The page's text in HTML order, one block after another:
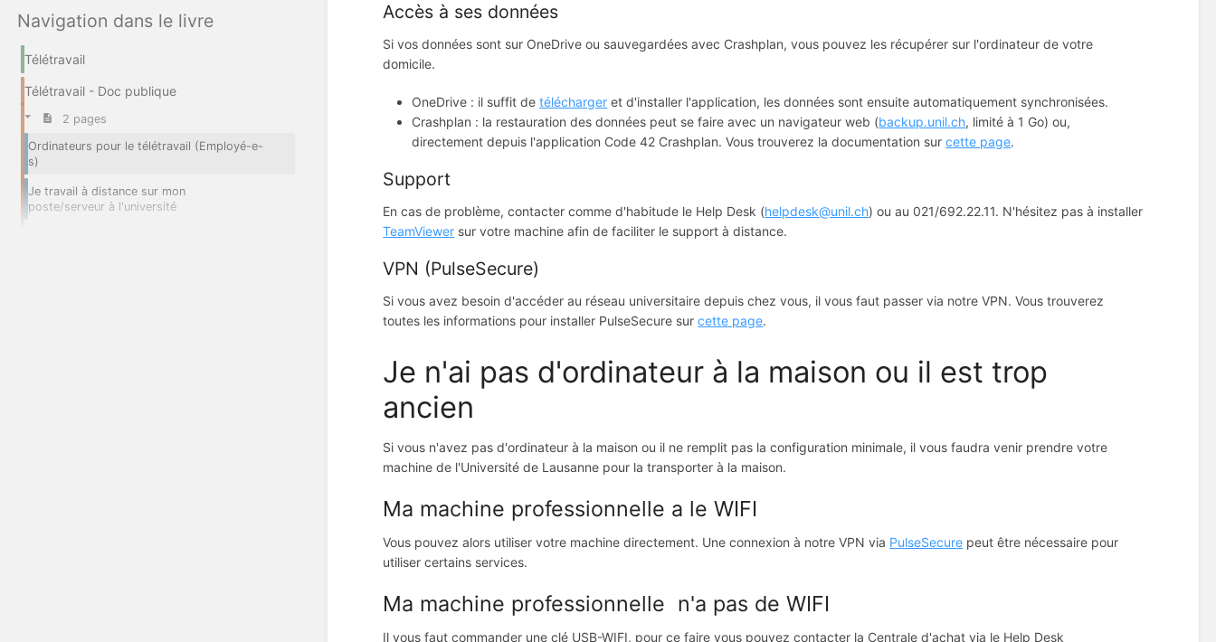
Navigation dans le livre
Télétravail
Télétravail - Doc publique
2 pages
Ordinateurs pour le télétravail (Employé-e-
s)
Je travail à distance sur mon
poste/serveur à l'université
Accès à ses données
Si vos données sont sur OneDrive ou sauvegardées avec Crashplan, vous pouvez les récupérer sur l'ordinateur de votre
domicile.
OneDrive : il suffit detélécharger et d'installer l'application, les données sont ensuite automatiquement synchronisées.
Crashplan : la restauration des données peut se faire avec un navigateur web (backup.unil.ch, limité à 1 Go) ou,
directement depuis l'application Code 42 Crashplan. Vous trouverez la documentation surcette page.
Support
En cas de problème, contacter comme d'habitude le Help Desk (helpdesk@unil.ch) ou au 021/692.22.11. N'hésitez pas à installer
TeamViewer sur votre machine afin de faciliter le support à distance.
VPN (PulseSecure)
Si vous avez besoin d'accéder au réseau universitaire depuis chez vous, il vous faut passer via notre VPN. Vous trouverez
toutes les informations pour installer PulseSecure surcette page.
Je n'ai pas d'ordinateur à la maison ou il est trop
ancien
Si vous n'avez pas d'ordinateur à la maison ou il ne remplit pas la configuration minimale, il vous faudra venir prendre votre
machine de l'Université de Lausanne pour la transporter à la maison.
Ma machine professionnelle a le WIFI
Vous pouvez alors utiliser votre machine directement. Une connexion à notre VPN via PulseSecure peut être nécessaire pour
utiliser certains services.
Ma machine professionnelle n'a pas de WIFI
Il vous faut commander une clé USB-WIFI, pour ce faire vous pouvez contacter la Centrale d'achat via le Help Desk